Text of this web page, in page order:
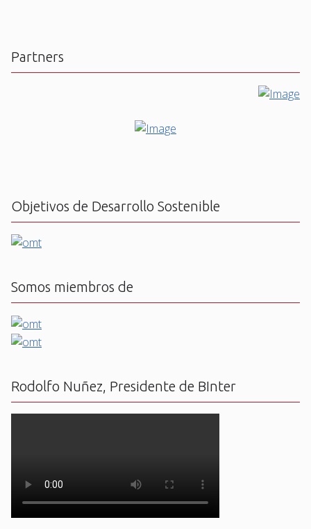
Partners
Objetivos de Desarrollo Sostenible
Somos miembros de
Rodolfo Nuñez, Presidente de BInter